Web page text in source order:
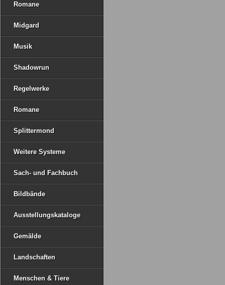
Romane
Midgard
Musik
Shadowrun
Regelwerke
Romane
Splittermond
Weitere Systeme
Sach- und Fachbuch
Bildbände
Ausstellungskataloge
Gemälde
Landschaften
Menschen & Tiere